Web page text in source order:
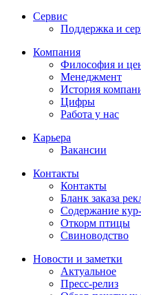
Сервис
Поддержка и
Компания
Философия и
Менеджмент
История
Цифры
Работа у нас
Карьера
Вакансии
Контакты
Контакты
Бланк заказа
Содержание
Откорм птицы
Свиноводство
Новости и заметки
Актуальное
Пресс-релиз